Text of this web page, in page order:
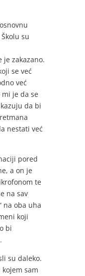
su
je zakazano.
se već
već
mi je da se
da bi
nestati već
pored
a on je
te
na sav
na oba uha
koji
bi
su daleko.
kojem sam